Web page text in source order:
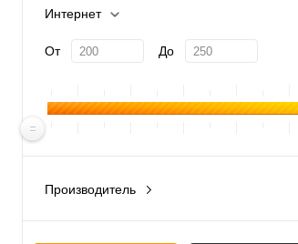
Интернет
От До
Производитель